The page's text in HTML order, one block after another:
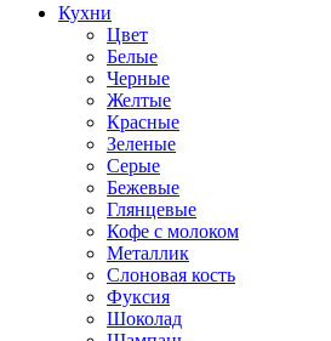
Кухни
Цвет
Белые
Черные
Желтые
Красные
Зеленые
Серые
Бежевые
Глянцевые
Кофе с молоком
Металлик
Слоновая кость
Фуксия
Шоколад